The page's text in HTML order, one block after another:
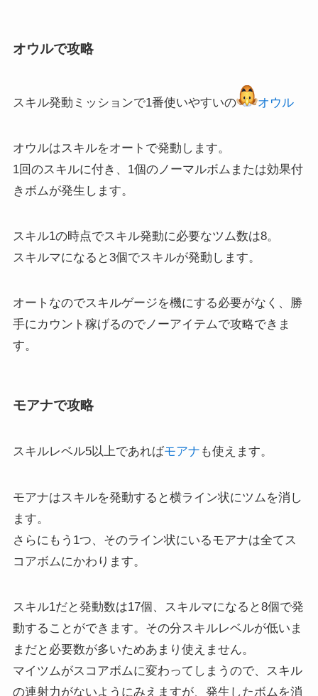
オウルで攻略
スキル発動ミッションで1番使いやすいの オウル
オウルはスキルをオートで発動します。
1回のスキルに付き、1個のノーマルボムまたは効果付
きボムが発生します。
スキル1の時点でスキル発動に必要なツム数は8。
スキルマになると3個でスキルが発動します。
オートなのでスキルゲージを機にする必要がなく、勝
手にカウント稼げるのでノーアイテムで攻略できま
す。
モアナで攻略
スキルレベル5以上であればモアナ も使えます。
モアナはスキルを発動すると横ライン状にツムを消し
ます。
さらにもう1つ、そのライン状にいるモアナは全てス
コアボムにかわります。
スキル1だと発動数は17個、スキルマになると8個で発
動することができます。その分スキルレベルが低いま
まだと必要数が多いためあまり使えません。
マイツムがスコアボムに変わってしまうので、スキル
の連射力がないようにみえますが、発生したボムを消